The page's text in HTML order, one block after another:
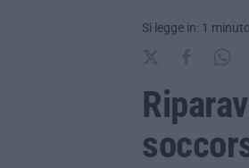
Si legge in: 1 minuto